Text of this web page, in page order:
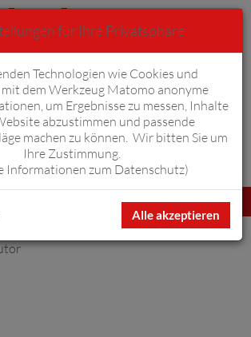
Warenkorb 0
für Ihre Privatsphäre
Technologien wie Cookies und
dem Werkzeug Matomo anonyme
um Ergebnisse zu messen, Inhalte
abzustimmen und passende
machen zu können. Wir bitten Sie um
Ihre Zustimmung.
Informationen zum Datenschutz)
Alle akzeptieren